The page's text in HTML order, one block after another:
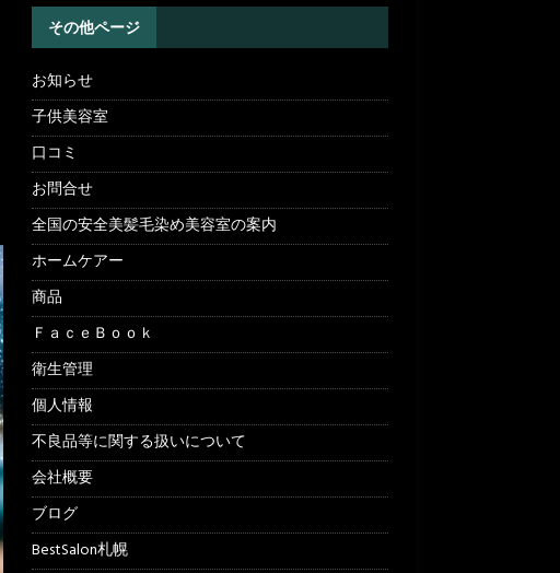
その他ページ
お知らせ
子供美容室
口コミ
お問合せ
全国の安全美髪毛染め美容室の案内
ホームケアー
商品
ＦａｃｅＢｏｏｋ
衛生管理
個人情報
不良品等に関する扱いについて
会社概要
ブログ
BestSalon札幌